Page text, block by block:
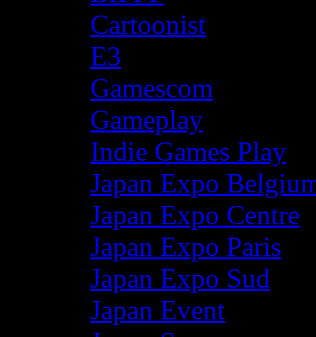
Cartoonist
E3
Gamescom
Gameplay
Indie Games Play
Japan Expo
Japan Expo Centre
Japan Expo Paris
Japan Expo Sud
Japan Event